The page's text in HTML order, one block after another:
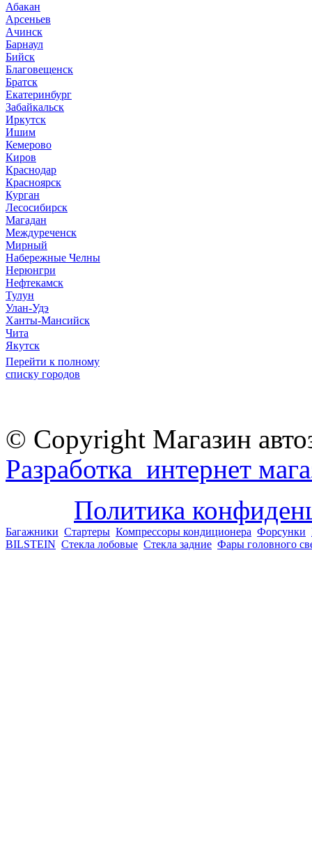
Абакан
Арсеньев
Ачинск
Барнаул
Бийск
Благовещенск
Братск
Екатеринбург
Забайкальск
Иркутск
Ишим
Кемерово
Киров
Краснодар
Красноярск
Курган
Лесосибирск
Магадан
Междуреченск
Мирный
Набережные Челны
Нерюнгри
Нефтекамск
Тулун
Улан-Удэ
Ханты-Мансийск
Чита
Якутск
Перейти к полному
списку городов
© Copyright Магазин
Разработка интернет
Политика
Багажники Стартеры Компрессоры кондиционера Форсунки
BILSTEIN Стекла лобовые Стекла задние Фары головного